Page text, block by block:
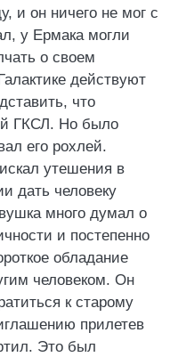
и он ничего не мог с
у Ермака могли
о своем
действуют
что
ГКСЛ. Но было
его рохлей.
утешения в
дать человеку
много думал о
и постепенно
обладание
человеком. Он
к старому
прилетев
Это был